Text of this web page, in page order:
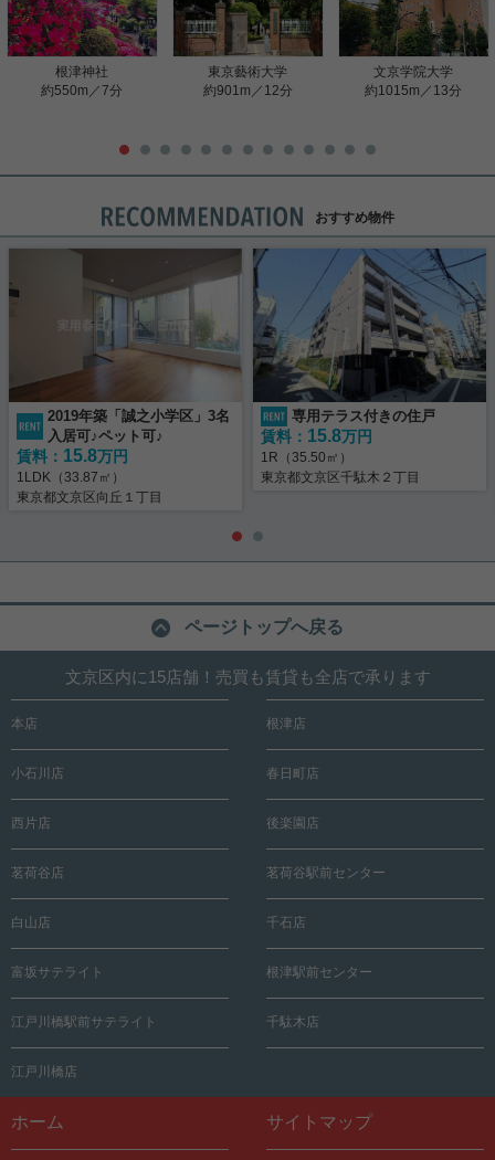
根津神社
約550m／7分
東京藝術大学
約901m／12分
文京学院大学
約1015m／13分
おすすめ物件
2019年築「誠之小学区」3名
入居可♪ペット可♪
賃料： 15.8万円
1LDK（33.87㎡）
東京都文京区向丘１丁目
専用テラス付きの住戸
賃料： 15.8万円
1R（35.50㎡）
東京都文京区千駄木２丁目
ページトップへ戻る
文京区内に15店舗！売買も賃貸も全店で承ります
本店 根津店
小石川店 春日町店
西片店 後楽園店
茗荷谷店 茗荷谷駅前センター
白山店 千石店
富坂サテライト 根津駅前センター
江戸川橋駅前サテライト 千駄木店
江戸川橋店
ホーム サイトマップ